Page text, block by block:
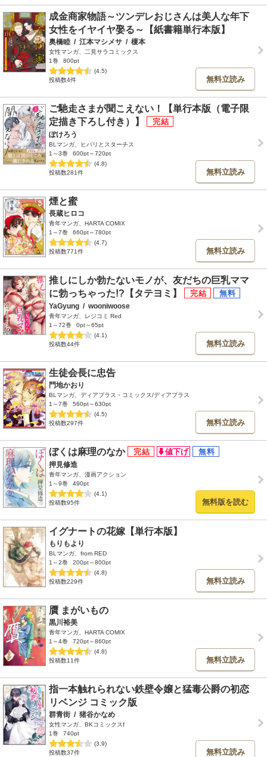
成金商家物語～ツンデレおじさんは美人な年下
女性をイヤイヤ娶る～【紙書籍単行本版】
奥橋睦 / 江本マシメサ / 榎本
女性マンガ、二見サラコミックス
1巻
800pt
(4.5)
投稿数4件
無料立読み
ご馳走さまが聞こえない！【単行本版（電子限
定描き下ろし付き）】
ぽけろう
BLマンガ、ヒバリとスターチス
1～3巻
600pt～720pt
(4.8)
投稿数281件
無料立読み
煙と蜜
長蔵ヒロコ
青年マンガ、HARTA COMIX
1～7巻
660pt～780pt
(4.7)
投稿数771件
無料立読み
推しにしか勃たないモノが、友だちの巨乳ママ
に勃っちゃった!?【タテヨミ】
YaGyung / wooniwoose
青年マンガ、レジコミ Red
1～72巻
0pt～65pt
(4.1)
投稿数44件
無料立読み
生徒会長に忠告
門地かおり
BLマンガ、ディアプラス・コミックス/ディアプラス
1～7巻
560pt～630pt
(4.5)
投稿数297件
無料立読み
ぼくは麻理のなか
押見修造
青年マンガ、漫画アクション
1～9巻
490pt
(4.1)
投稿数95件
無料版を読む
イグナートの花嫁【単行本版】
もりもより
BLマンガ、from RED
1～2巻
200pt～800pt
(4.8)
投稿数229件
無料立読み
贋 まがいもの
黒川裕美
青年マンガ、HARTA COMIX
1～4巻
720pt～860pt
(4.8)
投稿数11件
無料立読み
指一本触れられない鉄壁令嬢と猛毒公爵の初恋
リベンジ コミック版
群青街 / 猪谷かなめ
女性マンガ、BKコミックスf
1巻
740pt
(3.9)
投稿数37件
無料立読み